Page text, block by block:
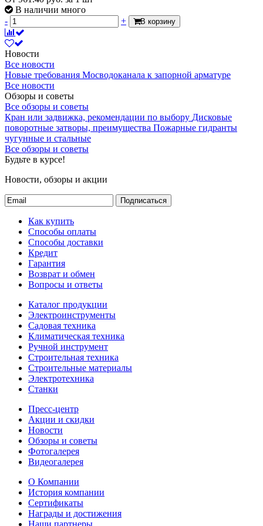
Страна происхождения
Штрих-код на одну ТМЦ
Температура рабочей среды
Область применения
трубопроводе
Комплект поставки
Гарантия
Гарантия
Гарантийный срок со дня продажи.
5 лет
Гарантия производителя
Гарантия производителя
Гарантийный срок со дня производства
товара.
Срок службы
Срок службы
Срок службы - период, в течение
которого изготовитель обязуется
обеспечивать потребителя запасными
Диаметр
Диаметр
Характеризует размер присоединяемого
трубопровода
Давление
Характеризует максимальное допустимое
давление при котором обеспечивается
указанная в паспорте герметичность и
срок эксплуатации
Размер резьбы
Размер резьбы
Характеризует тип и размер
присоединительной резьбы крана
В наличии много
-
+ В корзину
Новости
Все новости
Новые требования Мосводоканала к запорной арматуре
Все новости
Обзоры и советы
Все обзоры и советы
Кран или задвижка, рекомендации по выбору Дисковые
поворотные затворы, преимущества Пожарные гидранты
чугунные и стальные
Все обзоры и советы
Будьте в курсе!
Новости, обзоры и акции
Подписаться
Как купить
Способы оплаты
Способы доставки
Кредит
Гарантия
Возврат и обмен
Вопросы и ответы
Каталог продукции
Электроинструменты
Садовая техника
Климатическая техника
Ручной инструмент
Строительная техника
Строительные материалы
Электротехника
Станки
Пресс-центр
Акции и скидки
Новости
Обзоры и советы
Фотогалерея
Видеогалерея
О Компании
История компании
Сертификаты
Награды и достижения
Наши партнеры